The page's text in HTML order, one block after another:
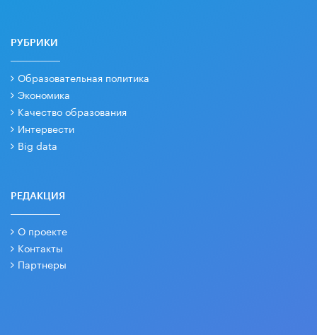
РУБРИКИ
Образовательная политика
Экономика
Качество образования
Интервести
Big data
РЕДАКЦИЯ
О проекте
Контакты
Партнеры